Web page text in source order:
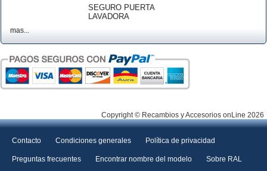
SEGURO PUERTA
LAVADORA
mas...
Copyright © Recambios y Accesorios onLine 2026
Contacto Condiciones generales Política de privacidad
Preguntas frecuentes Encontrar nombre del modelo Sobre RAL